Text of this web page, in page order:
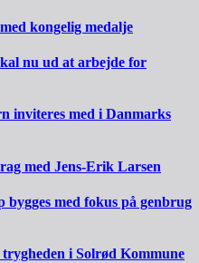
kongelig medalje
nu ud at arbejde for
inviteres med i Danmarks
med Jens-Erik Larsen
med fokus på genbrug
i Solrød Kommune